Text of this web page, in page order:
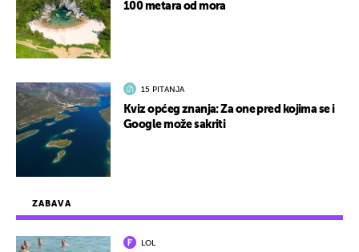
ZABAVA
LOL
100 metara od mora
15 PITANJA
Kviz općeg znanja: Za one pred kojima se i
Google može sakriti